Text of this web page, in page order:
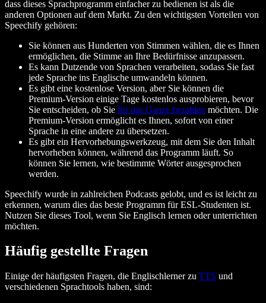
dass dieses Sprachprogramm einfacher zu bedienen ist als die
anderen Optionen auf dem Markt. Zu den wichtigsten Vorteilen von
Speechify gehören:
Sie können aus Hunderten von Stimmen wählen, die es Ihnen
ermöglichen, die Stimme an Ihre Bedürfnisse anzupassen.
Es kann Dutzende von Sprachen verarbeiten, sodass Sie fast
jede Sprache ins Englische umwandeln können.
Es gibt eine kostenlose Version, aber Sie können die
Premium-Version einige Tage kostenlos ausprobieren, bevor
Sie entscheiden, ob Sie für das Ganze bezahlen möchten. Die
Premium-Version ermöglicht es Ihnen, sofort von einer
Sprache in eine andere zu übersetzen.
Es gibt ein Hervorhebungswerkzeug, mit dem Sie den Inhalt
hervorheben können, während das Programm läuft. So
können Sie lernen, wie bestimmte Wörter ausgesprochen
werden.
Speechify wurde in zahlreichen Podcasts gelobt, und es ist leicht zu
erkennen, warum dies das beste Programm für ESL-Studenten ist.
Nutzen Sie dieses Tool, wenn Sie Englisch lernen oder unterrichten
möchten.
Häufig gestellte Fragen
Einige der häufigsten Fragen, die Englischlerner zu TTS und
verschiedenen Sprachtools haben, sind: